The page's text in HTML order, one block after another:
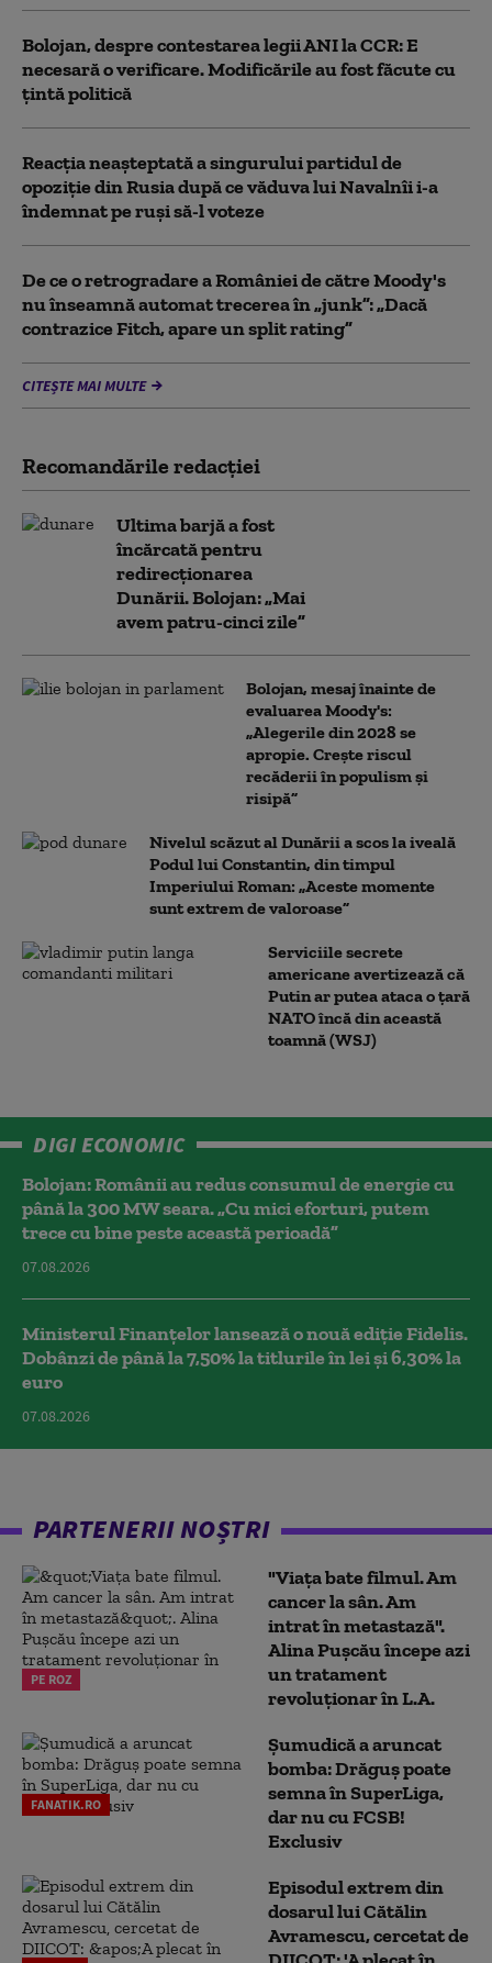
Bolojan, despre contestarea legii ANI la CCR: E
necesară o verificare. Modificările au fost făcute cu
țintă politică
Reacția neașteptată a singurului partidul de
opoziţie din Rusia după ce văduva lui Navalnîi i-a
îndemnat pe ruși să-l voteze
De ce o retrogradare a României de către Moody's
nu înseamnă automat trecerea în „junk”: „Dacă
contrazice Fitch, apare un split rating”
CITEȘTE MAI MULTE
Recomandările redacţiei
Ultima barjă a fost
încărcată pentru
redirecționarea
Dunării. Bolojan: „Mai
avem patru-cinci zile”
Bolojan, mesaj înainte de
evaluarea Moody's:
„Alegerile din 2028 se
apropie. Crește riscul
recăderii în populism și
risipă”
Nivelul scăzut al Dunării a scos la iveală
Podul lui Constantin, din timpul
Imperiului Roman: „Aceste momente
sunt extrem de valoroase”
Serviciile secrete
americane avertizează că
Putin ar putea ataca o țară
NATO încă din această
toamnă (WSJ)
DIGI ECONOMIC
Bolojan: Românii au redus consumul de energie cu
până la 300 MW seara. „Cu mici eforturi, putem
trece cu bine peste această perioadă”
07.08.2026
Ministerul Finanțelor lansează o nouă ediție Fidelis.
Dobânzi de până la 7,50% la titlurile în lei și 6,30% la
euro
07.08.2026
PARTENERII NOȘTRI
PE ROZ
"Viața bate filmul. Am
cancer la sân. Am
intrat în metastază".
Alina Pușcău începe azi
un tratament
revoluționar în L.A.
FANATIK.RO
Șumudică a aruncat
bomba: Drăguș poate
semna în SuperLiga,
dar nu cu FCSB!
Exclusiv
Episodul extrem din
dosarul lui Cătălin
Avramescu, cercetat de